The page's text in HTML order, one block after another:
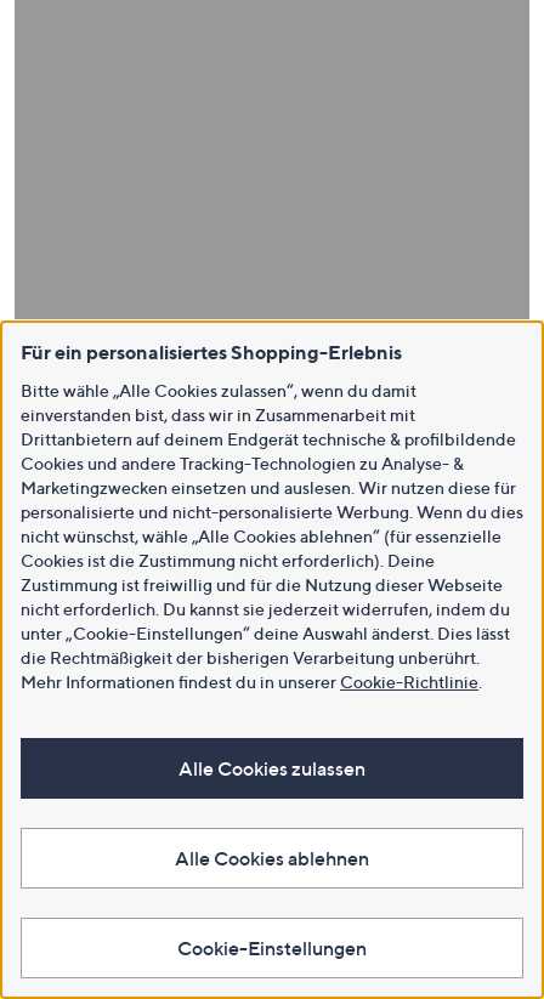
Für ein personalisiertes Shopping-Erlebnis
Bitte wähle „Alle Cookies zulassen“, wenn du damit
einverstanden bist, dass wir in Zusammenarbeit mit
Drittanbietern auf deinem Endgerät technische & profilbildende
Cookies und andere Tracking-Technologien zu Analyse- &
Marketingzwecken einsetzen und auslesen. Wir nutzen diese für
personalisierte und nicht-personalisierte Werbung. Wenn du dies
nicht wünschst, wähle „Alle Cookies ablehnen“ (für essenzielle
Cookies ist die Zustimmung nicht erforderlich). Deine
Zustimmung ist freiwillig und für die Nutzung dieser Webseite
nicht erforderlich. Du kannst sie jederzeit widerrufen, indem du
unter „Cookie-Einstellungen“ deine Auswahl änderst. Dies lässt
die Rechtmäßigkeit der bisherigen Verarbeitung unberührt.
Mehr Informationen findest du in unsererCookie-Richtlinie
Alle Cookies zulassen
Alle Cookies ablehnen
Cookie-Einstellungen